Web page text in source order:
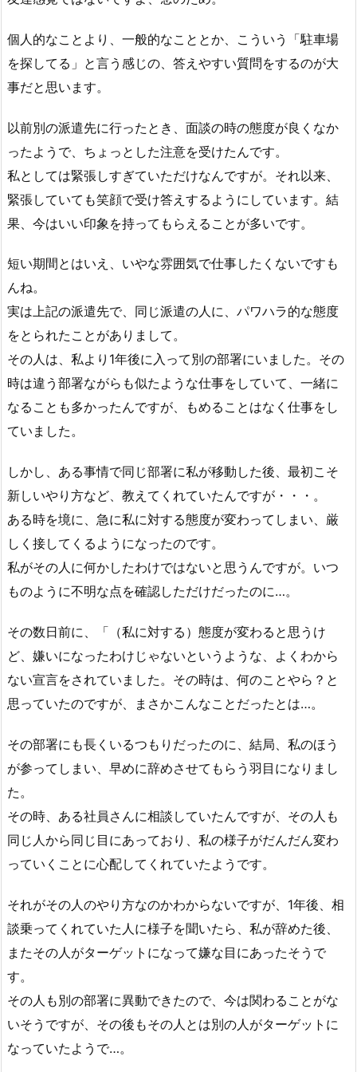
個人的なことより、一般的なこととか、こういう「駐車場
を探してる」と言う感じの、答えやすい質問をするのが大
事だと思います。
以前別の派遣先に行ったとき、面談の時の態度が良くなか
ったようで、ちょっとした注意を受けたんです。
私としては緊張しすぎていただけなんですが。それ以来、
緊張していても笑顔で受け答えするようにしています。結
果、今はいい印象を持ってもらえることが多いです。
短い期間とはいえ、いやな雰囲気で仕事したくないですも
んね。
実は上記の派遣先で、同じ派遣の人に、パワハラ的な態度
をとられたことがありまして。
その人は、私より1年後に入って別の部署にいました。その
時は違う部署ながらも似たような仕事をしていて、一緒に
なることも多かったんですが、もめることはなく仕事をし
ていました。
しかし、ある事情で同じ部署に私が移動した後、最初こそ
新しいやり方など、教えてくれていたんですが・・・。
ある時を境に、急に私に対する態度が変わってしまい、厳
しく接してくるようになったのです。
私がその人に何かしたわけではないと思うんですが。いつ
ものように不明な点を確認しただけだったのに…。
その数日前に、「（私に対する）態度が変わると思うけ
ど、嫌いになったわけじゃないというような、よくわから
ない宣言をされていました。その時は、何のことやら？と
思っていたのですが、まさかこんなことだったとは…。
その部署にも長くいるつもりだったのに、結局、私のほう
が参ってしまい、早めに辞めさせてもらう羽目になりまし
た。
その時、ある社員さんに相談していたんですが、その人も
同じ人から同じ目にあっており、私の様子がだんだん変わ
っていくことに心配してくれていたようです。
それがその人のやり方なのかわからないですが、1年後、相
談乗ってくれていた人に様子を聞いたら、私が辞めた後、
またその人がターゲットになって嫌な目にあったそうで
す。
その人も別の部署に異動できたので、今は関わることがな
いそうですが、その後もその人とは別の人がターゲットに
なっていたようで…。